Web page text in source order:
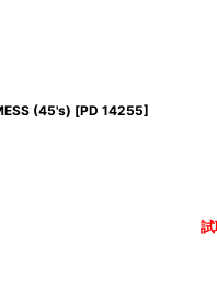
(45's) [PD 14255]